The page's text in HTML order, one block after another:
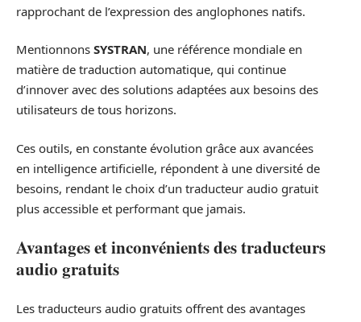
rapprochant de l’expression des anglophones natifs.
Mentionnons SYSTRAN, une référence mondiale en
matière de traduction automatique, qui continue
d’innover avec des solutions adaptées aux besoins des
utilisateurs de tous horizons.
Ces outils, en constante évolution grâce aux avancées
en intelligence artificielle, répondent à une diversité de
besoins, rendant le choix d’un traducteur audio gratuit
plus accessible et performant que jamais.
Avantages et inconvénients des traducteurs
audio gratuits
Les traducteurs audio gratuits offrent des avantages